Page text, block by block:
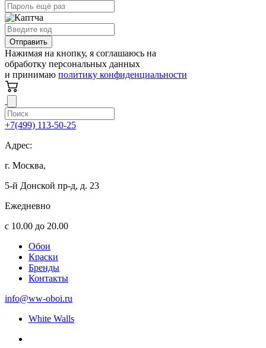
Отправить
Нажимая на кнопку, я соглашаюсь на
обработку персональных данных
и принимаю политику конфиденциальности
+7(499) 113-50-25
Адрес:
г. Москва,
5-й Донской пр-д, д. 23
Ежедневно
с 10.00 до 20.00
Обои
Краски
Бренды
Контакты
info@ww-oboi.ru
White Walls